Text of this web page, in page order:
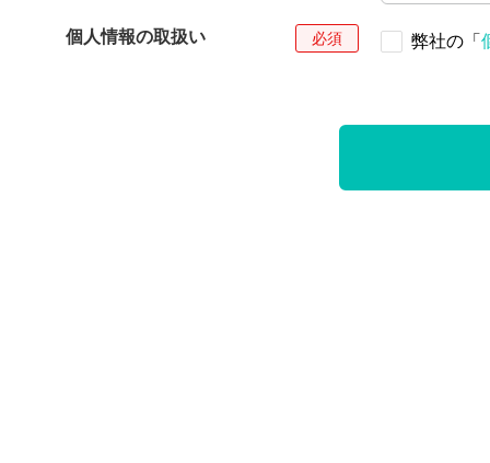
個人情報の取扱い 弊社の「